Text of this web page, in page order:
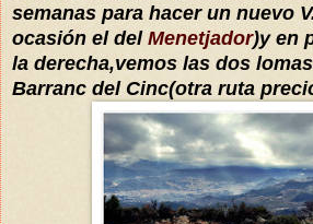
semanas para hacer un nuevo
ocasión el del Menetjador)y en
la derecha,vemos las dos
Barranc del Cinc(otra ruta